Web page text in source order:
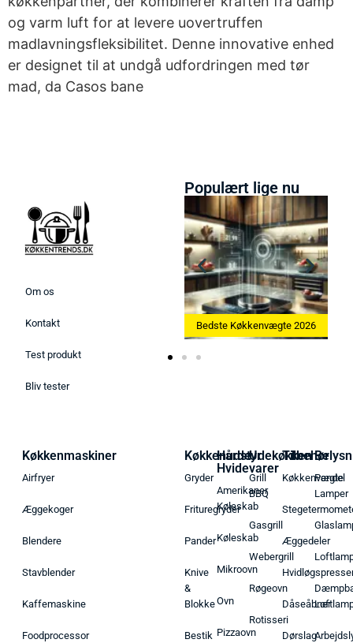
og varm luft for at levere uovertruffen
madlavningsfleksibilitet. Denne innovative enhed
er designet til at undgå udfordringen med tør
mad, da Casos bane
Om os
Kontakt
Test produkt
Bliv tester
Populært lige nu
Bedste Ismaskine 2026 Bedste Køkkenvægte 2026
Køkkenmaskiner
Airfryer
Æggekoger
Blendere
Stavblender
Kaffemaskine
Foodprocessor
Køkkenudstyr
Gryder
Frituregryder
Pander
Knive
&
Blokke
Bestik
Hårde
Hvidevarer
Amerikaner
Køleskab
Køleskab
Mikroovn
Ovn
Pizzaovn
Udekøkken
Grill
BBQ
Gasgrill
Webergrill
Røgeovn
Rotisseri
Tilbehør
Køkkenvægte
Æggedeler
Dåseåbner
Dørslag
Pendel
Lamper